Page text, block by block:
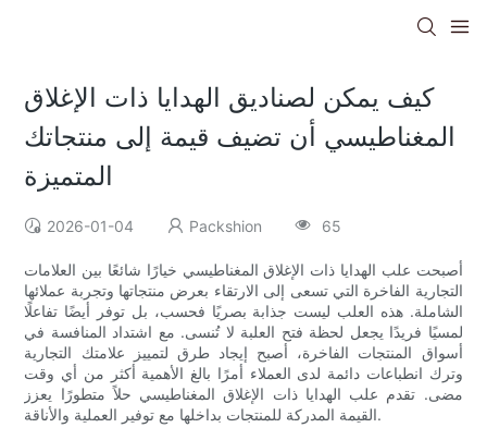
كيف يمكن لصناديق الهدايا ذات الإغلاق
المغناطيسي أن تضيف قيمة إلى منتجاتك
المتميزة
2026-01-04 Packshion 65
أصبحت علب الهدايا ذات الإغلاق المغناطيسي خيارًا شائعًا بين العلامات
التجارية الفاخرة التي تسعى إلى الارتقاء بعرض منتجاتها وتجربة عملائها
الشاملة. هذه العلب ليست جذابة بصريًا فحسب، بل توفر أيضًا تفاعلًا
لمسيًا فريدًا يجعل لحظة فتح العلبة لا تُنسى. مع اشتداد المنافسة في
أسواق المنتجات الفاخرة، أصبح إيجاد طرق لتمييز علامتك التجارية
وترك انطباعات دائمة لدى العملاء أمرًا بالغ الأهمية أكثر من أي وقت
مضى. تقدم علب الهدايا ذات الإغلاق المغناطيسي حلاً متطورًا يعزز
القيمة المدركة للمنتجات بداخلها مع توفير العملية والأناقة.